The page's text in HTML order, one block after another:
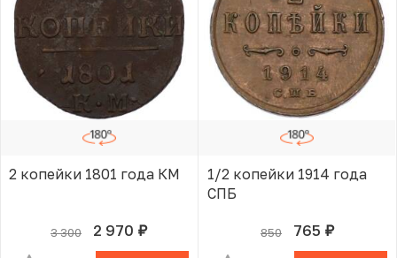
2 копейки 1801 года КМ
3 300 2 970 руб.
В КОРЗИНЕ
1/2 копейки 1914 года
СПБ
850 765 руб.
В КОРЗИНЕ